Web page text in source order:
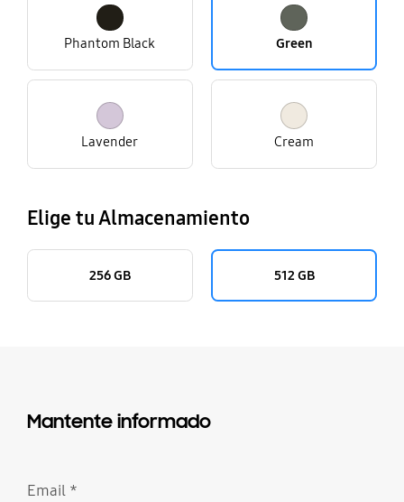
Phantom Black Green
Lavender Cream
Elige tu Almacenamiento
256 GB 512 GB
Mantente informado
Email *